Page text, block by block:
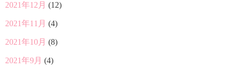
2021年12月 (12)
2021年11月 (4)
2021年10月 (8)
2021年9月 (4)